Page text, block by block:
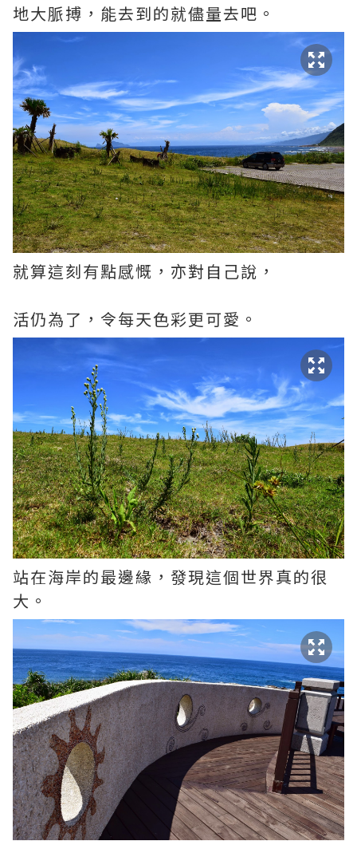
地大脈搏，能去到的就儘量去吧。
就算這刻有點感慨，亦對自己說，
活仍為了，令每天色彩更可愛。
站在海岸的最邊緣，發現這個世界真的很
大。